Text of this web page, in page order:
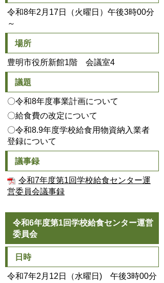
令和8年2月17日（火曜日）午後3時00分
～
場所
豊明市役所新館1階 会議室4
議題
〇令和8年度事業計画について
〇給食費の改定について
〇令和8.9年度学校給食用物資納入業者
登録について
議事録
令和7年度第1回学校給食センター運
営委員会議事録
令和6年度第1回学校給食センター運営
委員会
日時
令和7年2月12日（水曜日) 午後3時00分